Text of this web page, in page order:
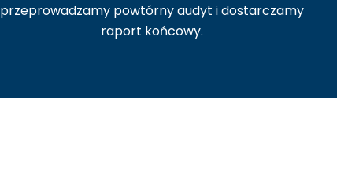
przeprowadzamy powtórny audyt i dostarczamy
raport końcowy.